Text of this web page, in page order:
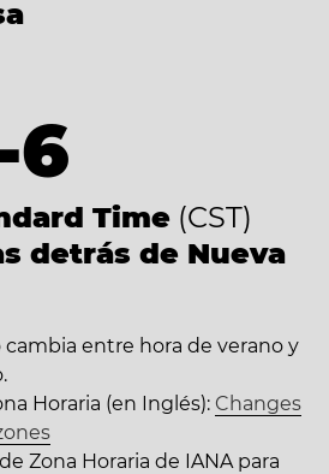
6
Time (CST)
detrás de Nueva
cambia entre hora de verano y
Horaria (en Inglés): Changes
Zona Horaria de IANA para